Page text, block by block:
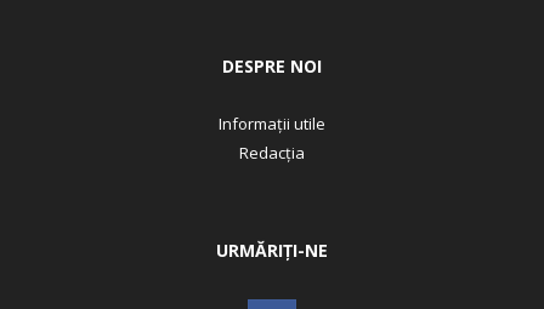
DESPRE NOI
Informații utile
Redacția
URMĂRIȚI-NE